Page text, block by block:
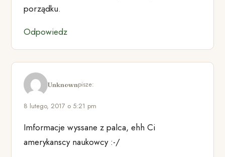
porządku.
Odpowiedz
Unknownpisze:
8 lutego, 2017 o 5:21 pm
Imformacje wyssane z palca, ehh Ci
amerykanscy naukowcy :-/